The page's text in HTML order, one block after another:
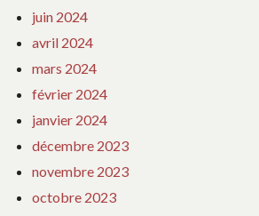
juin 2024
avril 2024
mars 2024
février 2024
janvier 2024
décembre 2023
novembre 2023
octobre 2023